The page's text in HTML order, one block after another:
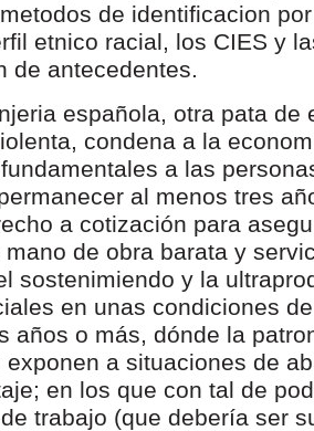
de identificacion
etnico racial, los CIES y
de antecedentes.
española, otra pata de
condena a la
a las
al menos tres
a cotización para
de obra barata y
sostenimiendo y la
en unas condiciones
años o más, dónde la
a situaciones de
en los que con tal de
trabajo (que debería ser